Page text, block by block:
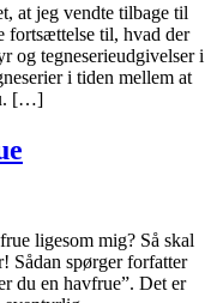
at jeg vendte tilbage til
fortsættelse til, hvad der
og tegneserieudgivelser i
i tiden mellem at
[…]
ligesom mig? Så skal
Sådan spørger forfatter
du en havfrue”. Det er